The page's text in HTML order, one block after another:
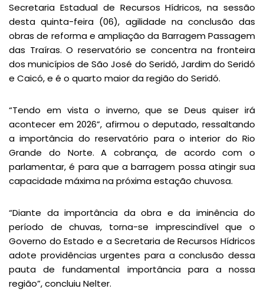
Secretaria Estadual de Recursos Hídricos, na sessão
desta quinta-feira (06), agilidade na conclusão das
obras de reforma e ampliação da Barragem Passagem
das Traíras. O reservatório se concentra na fronteira
dos municípios de São José do Seridó, Jardim do Seridó
e Caicó, e é o quarto maior da região do Seridó.
“Tendo em vista o inverno, que se Deus quiser irá
acontecer em 2026”, afirmou o deputado, ressaltando
a importância do reservatório para o interior do Rio
Grande do Norte. A cobrança, de acordo com o
parlamentar, é para que a barragem possa atingir sua
capacidade máxima na próxima estação chuvosa.
“Diante da importância da obra e da iminência do
período de chuvas, torna-se imprescindível que o
Governo do Estado e a Secretaria de Recursos Hídricos
adote providências urgentes para a conclusão dessa
pauta de fundamental importância para a nossa
região”, concluiu Nelter.